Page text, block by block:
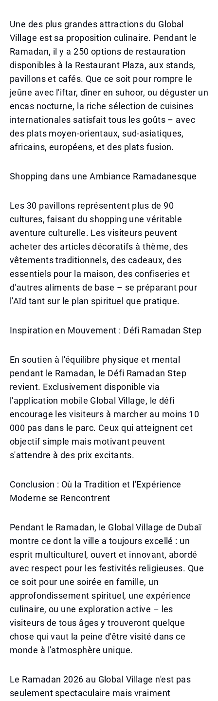
Une des plus grandes attractions du Global
Village est sa proposition culinaire. Pendant le
Ramadan, il y a 250 options de restauration
disponibles à la Restaurant Plaza, aux stands,
pavillons et cafés. Que ce soit pour rompre le
jeûne avec l'iftar, dîner en suhoor, ou déguster un
encas nocturne, la riche sélection de cuisines
internationales satisfait tous les goûts – avec
des plats moyen-orientaux, sud-asiatiques,
africains, européens, et des plats fusion.
Shopping dans une Ambiance Ramadanesque
Les 30 pavillons représentent plus de 90
cultures, faisant du shopping une véritable
aventure culturelle. Les visiteurs peuvent
acheter des articles décoratifs à thème, des
vêtements traditionnels, des cadeaux, des
essentiels pour la maison, des confiseries et
d'autres aliments de base – se préparant pour
l'Aïd tant sur le plan spirituel que pratique.
Inspiration en Mouvement : Défi Ramadan Step
En soutien à l'équilibre physique et mental
pendant le Ramadan, le Défi Ramadan Step
revient. Exclusivement disponible via
l'application mobile Global Village, le défi
encourage les visiteurs à marcher au moins 10
000 pas dans le parc. Ceux qui atteignent cet
objectif simple mais motivant peuvent
s'attendre à des prix excitants.
Conclusion : Où la Tradition et l'Expérience
Moderne se Rencontrent
Pendant le Ramadan, le Global Village de Dubaï
montre ce dont la ville a toujours excellé : un
esprit multiculturel, ouvert et innovant, abordé
avec respect pour les festivités religieuses. Que
ce soit pour une soirée en famille, un
approfondissement spirituel, une expérience
culinaire, ou une exploration active – les
visiteurs de tous âges y trouveront quelque
chose qui vaut la peine d'être visité dans ce
monde à l'atmosphère unique.
Le Ramadan 2026 au Global Village n'est pas
seulement spectaculaire mais vraiment